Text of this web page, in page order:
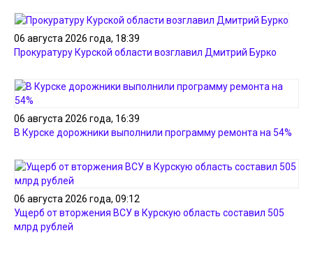
06 августа 2026 года, 18:39
Прокуратуру Курской области возглавил Дмитрий Бурко
06 августа 2026 года, 16:39
В Курске дорожники выполнили программу ремонта на 54%
06 августа 2026 года, 09:12
Ущерб от вторжения ВСУ в Курскую область составил 505
млрд рублей